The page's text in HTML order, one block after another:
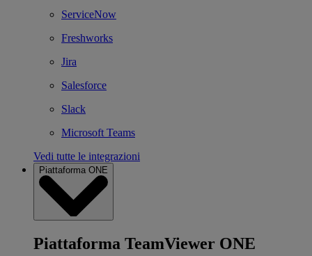
ServiceNow
Freshworks
Jira
Salesforce
Slack
Microsoft Teams
Vedi tutte le integrazioni
Piattaforma ONE
Piattaforma TeamViewer ONE